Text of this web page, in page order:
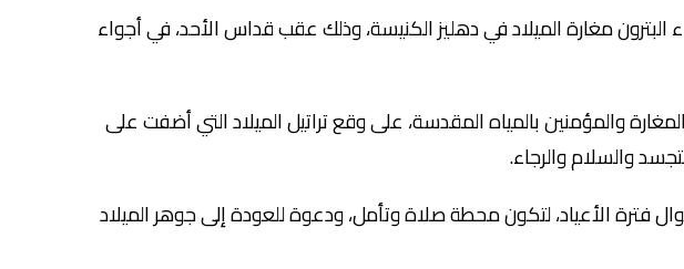
مغارة الميلاد في دهليز الكنيسة، وذلك عقب قداس الأحد، في أجواء
والمؤمنين بالمياه المقدسة، على وقع تراتيل الميلاد التي أضفت على
والسلام والرجاء.
فترة الأعياد، لتكون محطة صلاة وتأمل، ودعوة للعودة إلى جوهر الميلاد